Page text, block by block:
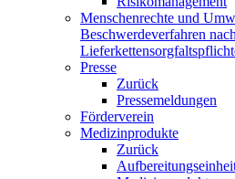
Menschenrechte und
Beschwerdeverfahren
Presse
Zurück
Pressemeldungen
Förderverein
Medizinprodukte
Zurück